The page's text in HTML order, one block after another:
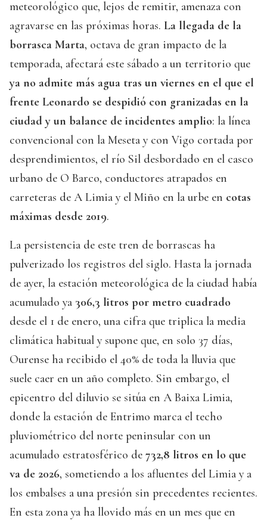
meteorológico que, lejos de remitir, amenaza con
agravarse en las próximas horas. La llegada de la
borrasca Marta, octava de gran impacto de la
temporada, afectará este sábado a un territorio que
ya no admite más agua tras un viernes en el que el
frente Leonardo se despidió con granizadas en la
ciudad y un balance de incidentes amplio: la línea
convencional con la Meseta y con Vigo cortada por
desprendimientos, el río Sil desbordado en el casco
urbano de O Barco, conductores atrapados en
carreteras de A Limia y el Miño en la urbe en cotas
máximas desde 2019.
La persistencia de este tren de borrascas ha
pulverizado los registros del siglo. Hasta la jornada
de ayer, la estación meteorológica de la ciudad había
acumulado ya 306,3 litros por metro cuadrado
desde el 1 de enero, una cifra que triplica la media
climática habitual y supone que, en solo 37 días,
Ourense ha recibido el 40% de toda la lluvia que
suele caer en un año completo. Sin embargo, el
epicentro del diluvio se sitúa en A Baixa Limia,
donde la estación de Entrimo marca el techo
pluviométrico del norte peninsular con un
acumulado estratosférico de 732,8 litros en lo que
va de 2026, sometiendo a los afluentes del Limia y a
los embalses a una presión sin precedentes recientes.
En esta zona ya ha llovido más en un mes que en